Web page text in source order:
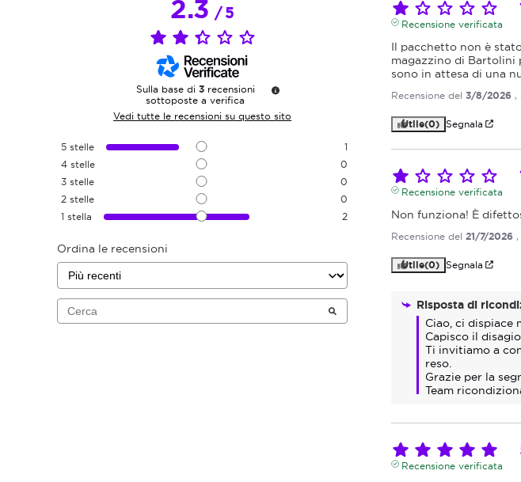
2.3/5
Sulla base di 3 recensioni
sottoposte a verifica
Vedi tutte le recensioni su questo sito
5 stelle
1
4 stelle
0
3 stelle
0
2 stelle
0
1 stella 2
Ordina le recensioni
Recensione verificata
Il pacchetto non è
magazzino di Bartolini
sono in attesa di una
Recensione del3/8/2026 ,
Utile(0) Segnala
Recensione verificata
Non funziona! È
Recensione del21/7/2026
Utile(0) Segnala
Risposta di
Ciao, ci dispiace
Capisco il
Ti invitiamo a
reso.
Grazie per la
Team
Recensione verificata